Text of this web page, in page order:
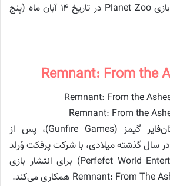
همچنین اعلام شد که بازی Planet Zoo در تاریخ ۱۴ آبان ماه (پنج
استودیوی بازیسازی گان‌فایر گیمز (Gunfire Games)، پس از
عرضه‌ی Darksiders 3 در سال گذشته میلادی، با شرکت پرفکت وُرلد
اینترتینمنت (Perfefct World Entertainment) برای انتشار بازی